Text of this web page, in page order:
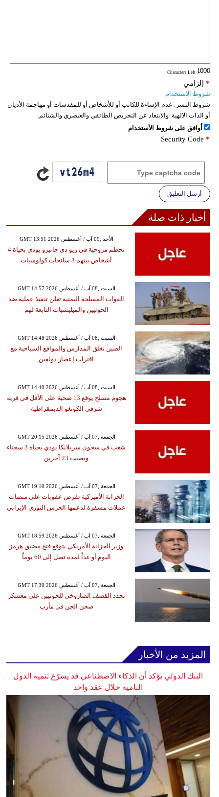
: Characters Left
إلزامي *
شروط الاستخدام
شروط النشر: عدم الإساءة للكاتب أو للأشخاص أو للمقدسات أو مهاجمة الأديان
أو الذات الالهية. والابتعاد عن التحريض الطائفي والعنصري والشتائم.
اُوافق على شروط الأستخدام
Security Code *
أرسل التعليق
أخبار ذات صلة
GMT 13:51 2026 الأحد ,09 آب / أغسطس
تحطم مروحية في ريو دي جانيرو يودي بحياة 4
أشخاص بينهم 3 سائحات كولومبيات
GMT 14:57 2026 السبت ,08 آب / أغسطس
القوات المسلحة اليمنية تعلن تنفيذ عملية ضد
الحوثيين والميليشيات التابعة لهم
GMT 14:48 2026 السبت ,08 آب / أغسطس
الصين تغلق المدارس والمواقع السياحية مع
اقتراب إعصار دولفين
GMT 14:40 2026 السبت ,08 آب / أغسطس
هجوم مسلح يوقع 13 ضحية على الأقل في قرية
شرقي الكونغو الديمقراطية
GMT 20:15 2026 الجمعة ,07 آب / أغسطس
شغب في سجون سريلانكا يودي بحياة 3 سجناء
ويصيب 23 آخرين
GMT 19:10 2026 الجمعة ,07 آب / أغسطس
الخزانة الأميركية تفرض عقوبات على منصات
عملات مشفرة لدعمها الحرس الثوري الإيراني
GMT 18:59 2026 الجمعة ,07 آب / أغسطس
وزير الخزانة الأمريكي يتوقع فتح مضيق هرمز
اليوم أو غداً لمدة تصل إلى 60 يوماً
GMT 17:30 2026 الجمعة ,07 آب / أغسطس
تجدد القصف الصاروخي للحوثيين على معسكر
صحن الجن في مأرب
المزيد من الأخبار
البنك الدولي يؤكد أن الذكاء الاصطناعي قد يسرّع تنمية الدول
النامية خلال عقد واحد